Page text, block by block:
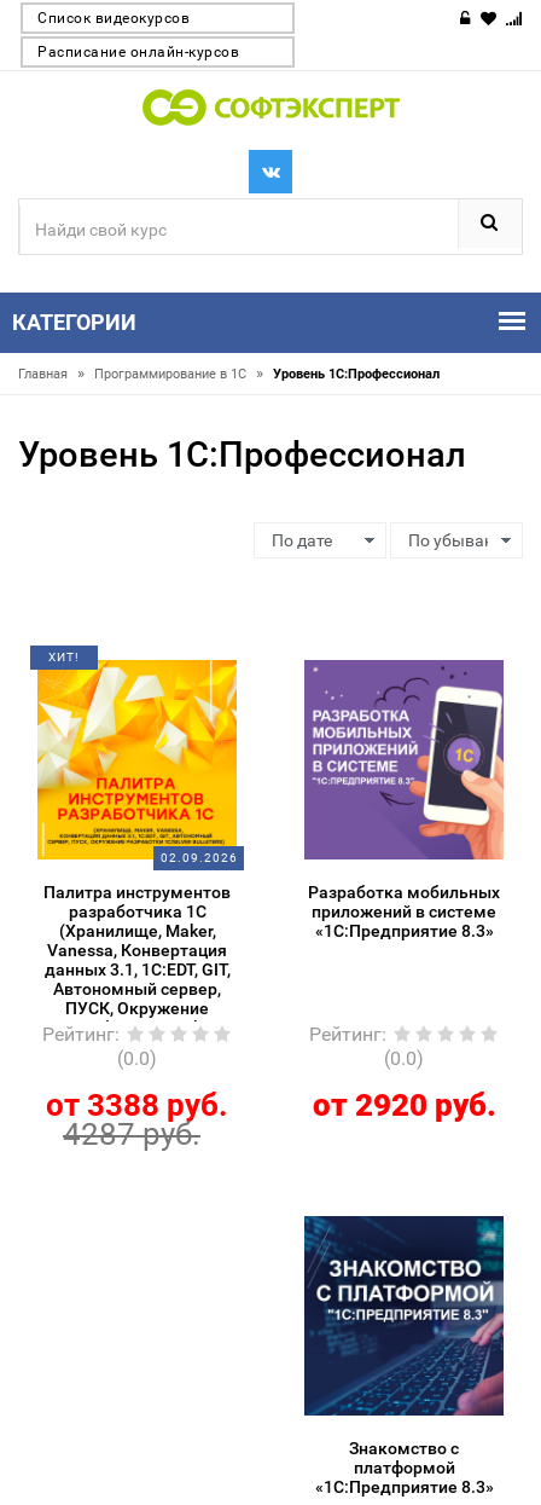
Список видеокурсов
Расписание онлайн-курсов
КАТЕГОРИИ
Главная » Программирование в 1С » Уровень 1С:Профессионал
Уровень 1С:Профессионал
ХИТ!
02.09.2026
Палитра инструментов
разработчика 1С
(Хранилище, Maker,
Vanessa, Конвертация
данных 3.1, 1C:EDT, GIT,
Автономный сервер,
ПУСК, Окружение
разработки 1С/Silver
Bulleters)
Рейтинг:
(0.0)
от 3388 руб.
4287 руб.
Разработка мобильных
приложений в системе
«1С:Предприятие 8.3»
Рейтинг:
(0.0)
от 2920 руб.
Знакомство с
платформой
«1C:Предприятие 8.3»